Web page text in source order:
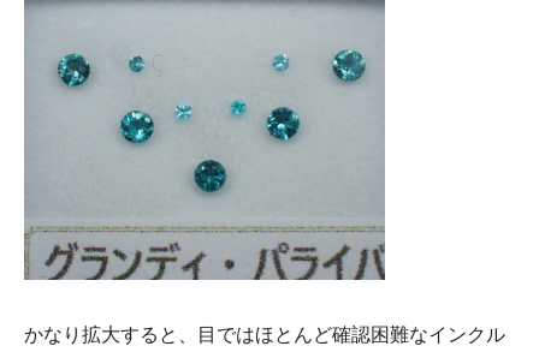
かなり拡大すると、目ではほとんど確認困難なインクル